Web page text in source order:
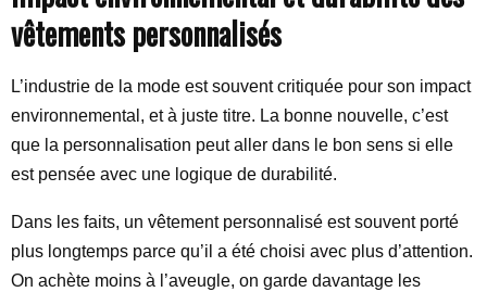
vêtements personnalisés
L’industrie de la mode est souvent critiquée pour son impact
environnemental, et à juste titre. La bonne nouvelle, c’est
que la personnalisation peut aller dans le bon sens si elle
est pensée avec une logique de durabilité.
Dans les faits, un vêtement personnalisé est souvent porté
plus longtemps parce qu’il a été choisi avec plus d’attention.
On achète moins à l’aveugle, on garde davantage les